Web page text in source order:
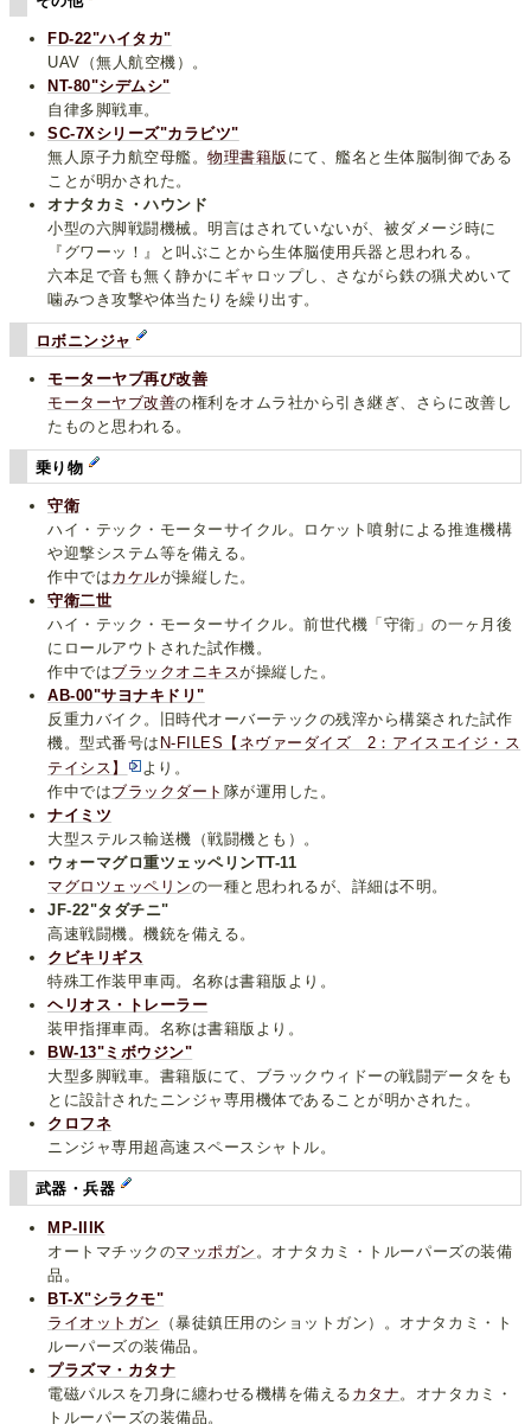
FD-22"ハイタカ"
UAV（無人航空機）。
NT-80"シデムシ"
自律多脚戦車。
SC-7Xシリーズ"カラビツ"
無人原子力航空母艦。物理書籍版 にて、艦名と生体脳制御である
ことが明かされた。
オナタカミ・ハウンド
小型の六脚戦闘機械。明言はされていないが、被ダメージ時に
『グワーッ！』と叫ぶことから生体脳使用兵器と思われる。
六本足で音も無く静かにギャロップし、さながら鉄の猟犬めいて
噛みつき攻撃や体当たりを繰り出す。
ロボニンジャ
モーターヤブ再び改善
モーターヤブ改善の権利をオムラ社から引き継ぎ、さらに改善し
たものと思われる。
乗り物
守衛
ハイ・テック・モーターサイクル。ロケット噴射による推進機構
や迎撃システム等を備える。
作中ではカケルが操縦した。
守衛二世
ハイ・テック・モーターサイクル。前世代機「守衛」の一ヶ月後
にロールアウトされた試作機。
作中ではブラックオニキスが操縦した。
AB-00"サヨナキドリ"
反重力バイク。旧時代オーバーテックの残滓から構築された試作
機。型式番号は N-FILES【ネヴァーダイズ 2：アイスエイジ・ス
テイシス】
より。
作中ではブラックダート 隊が運用した。
ナイミツ
大型ステルス輸送機（戦闘機とも）。
ウォーマグロ重ツェッペリンTT-11
マグロツェッペリンの一種と思われるが、詳細は不明。
JF-22"タダチニ"
高速戦闘機。機銃を備える。
クビキリギス
特殊工作装甲車両。名称は書籍版より。
ヘリオス・トレーラー
装甲指揮車両。名称は書籍版より。
BW-13"ミボウジン"
大型多脚戦車。書籍版にて、ブラックウィドーの戦闘データをも
とに設計されたニンジャ専用機体であることが明かされた。
クロフネ
ニンジャ専用超高速スペースシャトル。
武器・兵器
MP-IIIK
オートマチックのマッポガン 。オナタカミ・トルーパーズの装備
品。
BT-X"シラクモ"
ライオットガン
（暴徒鎮圧用のショットガン）。オナタカミ・ト
ルーパーズの装備品。
プラズマ・カタナ
電磁パルスを刀身に纏わせる機構を備える カタナ 。オナタカミ・
トルーパーズの装備品。